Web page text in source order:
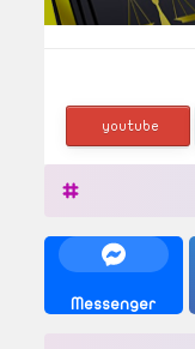
youtube
Messenger